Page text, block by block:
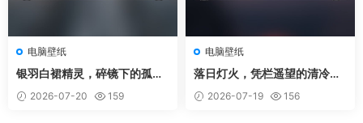
电脑壁纸
银羽白裙精灵，碎镜下的孤寂
王族壁纸
2026-07-20 159
电脑壁纸
落日灯火，凭栏遥望的清冷仙
女插画
2026-07-19 156